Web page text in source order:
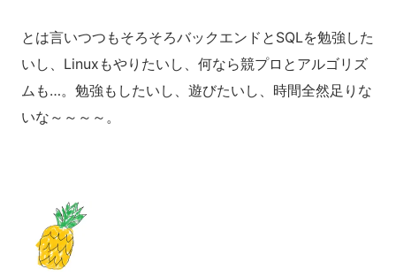
とは言いつつもそろそろバックエンドとSQLを勉強した
いし、Linuxもやりたいし、何なら競プロとアルゴリズ
ムも…。勉強もしたいし、遊びたいし、時間全然足りな
いな～～～～。